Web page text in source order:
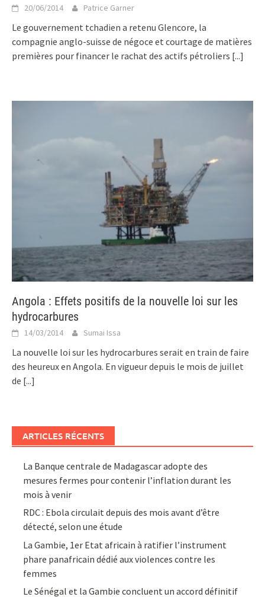
20/06/2014 Patrice Garner
Le gouvernement tchadien a retenu Glencore, la
compagnie anglo-suisse de négoce et courtage de matières
premières pour financer le rachat des actifs pétroliers [...]
Angola : Effets positifs de la nouvelle loi sur les
hydrocarbures
14/03/2014 Sumai Issa
La nouvelle loi sur les hydrocarbures serait en train de faire
des heureux en Angola. En vigueur depuis le mois de juillet
de [...]
ARTICLES RÉCENTS
La Banque centrale de Madagascar adopte des
mesures fermes pour contenir l’inflation durant les
mois à venir
RDC : Ebola circulait depuis des mois avant d’être
détecté, selon une étude
La Gambie, 1er Etat africain à ratifier l’instrument
phare panafricain dédié aux violences contre les
femmes
Le Sénégal et la Gambie concluent un accord définitif